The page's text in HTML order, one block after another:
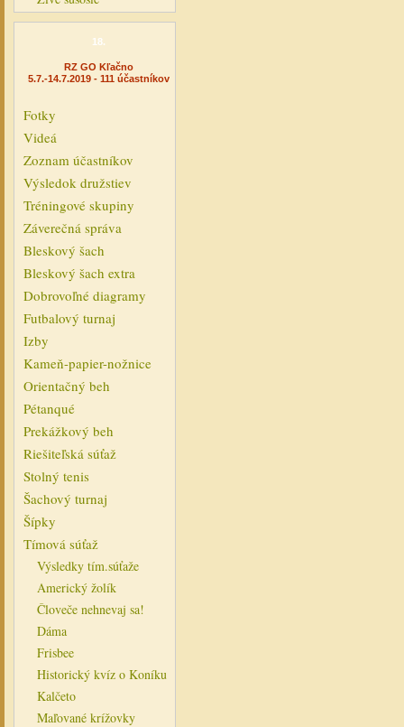
18.
RZ GO Kľačno
5.7.-14.7.2019 - 111 účastníkov
Fotky
Videá
Zoznam účastníkov
Výsledok družstiev
Tréningové skupiny
Záverečná správa
Bleskový šach
Bleskový šach extra
Dobrovoľné diagramy
Futbalový turnaj
Izby
Kameň-papier-nožnice
Orientačný beh
Pétanqué
Prekážkový beh
Riešiteľská súťaž
Stolný tenis
Šachový turnaj
Šípky
Tímová súťaž
Výsledky tím.súťaže
Americký žolík
Človeče nehnevaj sa!
Dáma
Frisbee
Historický kvíz o Koníku
Kalčeto
Maľované krížovky